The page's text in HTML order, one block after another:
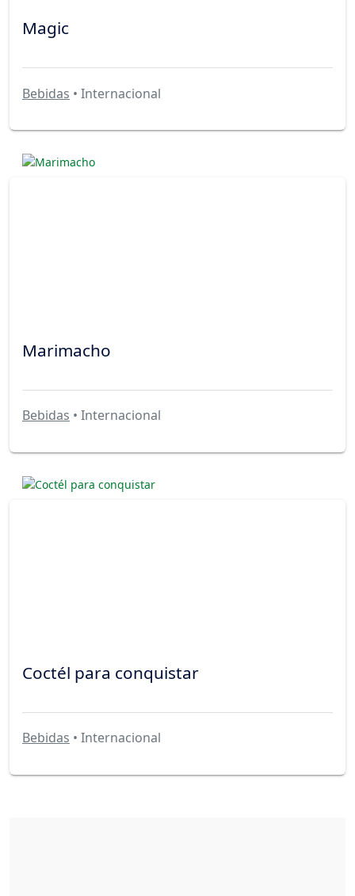
Magic
Bebidas • Internacional
Marimacho
Bebidas • Internacional
Coctél para conquistar
Bebidas • Internacional